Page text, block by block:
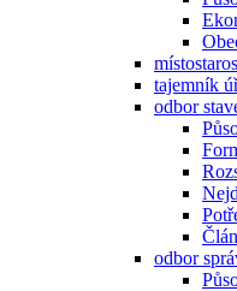
tajemník
odbor
odbor